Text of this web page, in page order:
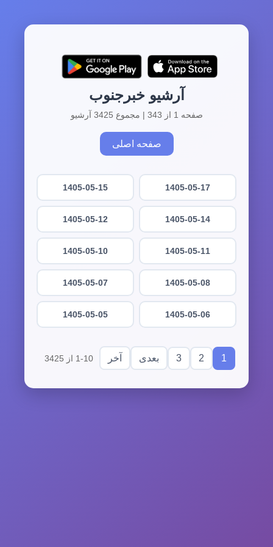
آرشیو خبرجنوب
صفحه 1 از 343 | مجموع 3425 آرشیو
صفحه اصلی
1405-05-17
1405-05-15
1405-05-14
1405-05-12
1405-05-11
1405-05-10
1405-05-08
1405-05-07
1405-05-06
1405-05-05
1
2
3 بعدی آخر 1-10 از 3425